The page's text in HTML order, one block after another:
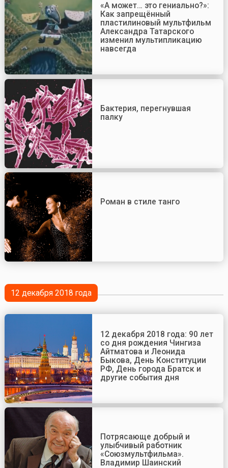
«А может… это гениально?»:
Как запрещённый
пластилиновый мультфильм
Александра Татарского
изменил мультипликацию
навсегда
Бактерия, перегнувшая
палку
Роман в стиле танго
12 декабря 2018 года
12 декабря 2018 года: 90 лет
со дня рождения Чингиза
Айтматова и Леонида
Быкова, День Конституции
РФ, День города Братск и
другие события дня
Потрясающе добрый и
улыбчивый работник
«Союзмультфильма».
Владимир Шаинский